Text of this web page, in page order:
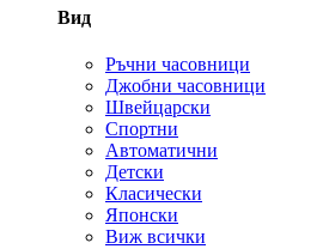
Вид
Ръчни часовници
Джобни часовници
Швейцарски
Спортни
Автоматични
Детски
Класически
Японски
Виж всички